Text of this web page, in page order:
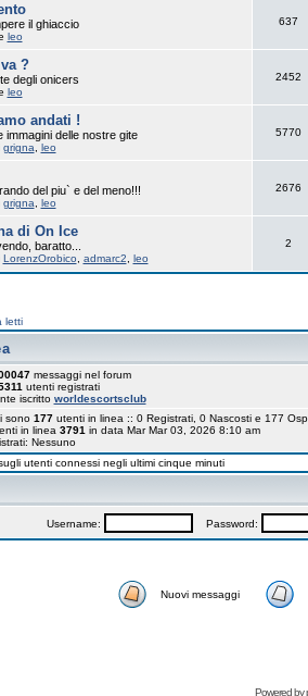
il ghiaccio
leo
637
?
degli onicers
leo
2452
andati !
immagini delle nostre gite
grigna leo
5770
del piu` e del meno!!!
grigna leo
2676
di On Ice
baratto...
LorenzOrobico admarc2 leo
2
letti
messaggi nel forum
utenti registrati
iscritto worldescortsclub
sono 177utenti in linea :: 0 Registrati, 0 Nascosti e 177
in linea 3791 in data Mar Mar 03, 2026 8:10 am
Nessuno
utenti connessi negli ultimi cinque minuti
Username: Password:
Nuovi messaggi
Powered by